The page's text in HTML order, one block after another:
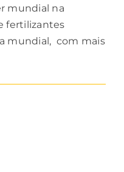
mundial na
fertilizantes
mundial, com mais